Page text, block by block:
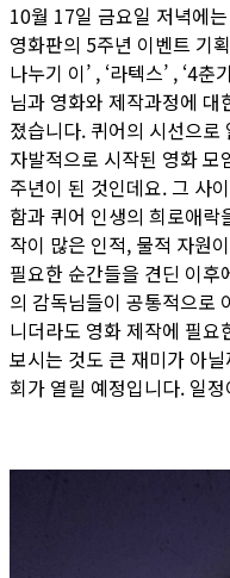
10월 17일 금요일 저녁에
영화판의 5주년 이벤트 기
나누기 이’ , ‘라텍스’ , ‘4
님과 영화와 제작과정에
졌습니다. 퀴어의 시선으
자발적으로 시작된 영화
주년이 된 것인데요. 그 사
함과 퀴어 인생의 희로애락
작이 많은 인적, 물적 자원
필요한 순간들을 견딘 이
의 감독님들이 공통적으로
니더라도 영화 제작에 필요
보시는 것도 큰 재미가 아
회가 열릴 예정입니다. 일